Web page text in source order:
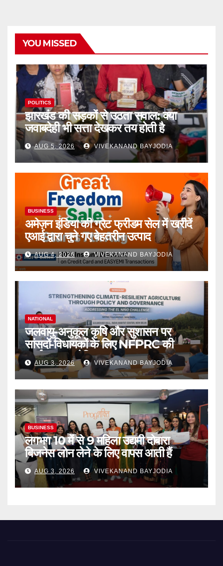
YOU MISSED
POLITICS
झारखंड की सड़कों से उठता सवाल: क्या
जवाबदेही भी सत्ता देखकर तय होती है
AUG 5, 2026 VIVEKANAND BAYJODIA
BUSINESS
अमेज़न इंडिया की ग्रेट फ्रीडम सेल में खरीदें
एआई द्वारा चुने गए बेहतरीन उत्पाद
AUG 4, 2026 VIVEKANAND BAYJODIA
NATIONAL
जलवायु-अनुकूल कृषि और सुशासन पर
सांसदों-विधायकों के लिए NFPRC की
कार्यशाला आयोजित
AUG 3, 2026 VIVEKANAND BAYJODIA
BUSINESS
लगभग 10 में से 9 महिला उद्यमी दोबारा
बिजनेस लोन लेने के लिए वापस आती हैं
AUG 3, 2026 VIVEKANAND BAYJODIA